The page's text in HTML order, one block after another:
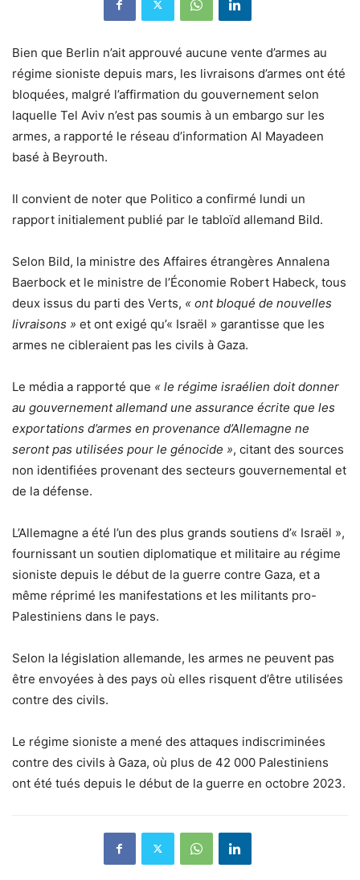
Bien que Berlin n’ait approuvé aucune vente d’armes au
régime sioniste depuis mars, les livraisons d’armes ont été
bloquées, malgré l’affirmation du gouvernement selon
laquelle Tel Aviv n’est pas soumis à un embargo sur les
armes, a rapporté le réseau d’information Al Mayadeen
basé à Beyrouth.
Il convient de noter que Politico a confirmé lundi un
rapport initialement publié par le tabloïd allemand Bild.
Selon Bild, la ministre des Affaires étrangères Annalena
Baerbock et le ministre de l’Économie Robert Habeck, tous
deux issus du parti des Verts, « ont bloqué de nouvelles
livraisons » et ont exigé qu’« Israël » garantisse que les
armes ne cibleraient pas les civils à Gaza.
Le média a rapporté que « le régime israélien doit donner
au gouvernement allemand une assurance écrite que les
exportations d’armes en provenance d’Allemagne ne
seront pas utilisées pour le génocide », citant des sources
non identifiées provenant des secteurs gouvernemental et
de la défense.
L’Allemagne a été l’un des plus grands soutiens d’« Israël »,
fournissant un soutien diplomatique et militaire au régime
sioniste depuis le début de la guerre contre Gaza, et a
même réprimé les manifestations et les militants pro-
Palestiniens dans le pays.
Selon la législation allemande, les armes ne peuvent pas
être envoyées à des pays où elles risquent d’être utilisées
contre des civils.
Le régime sioniste a mené des attaques indiscriminées
contre des civils à Gaza, où plus de 42 000 Palestiniens
ont été tués depuis le début de la guerre en octobre 2023.